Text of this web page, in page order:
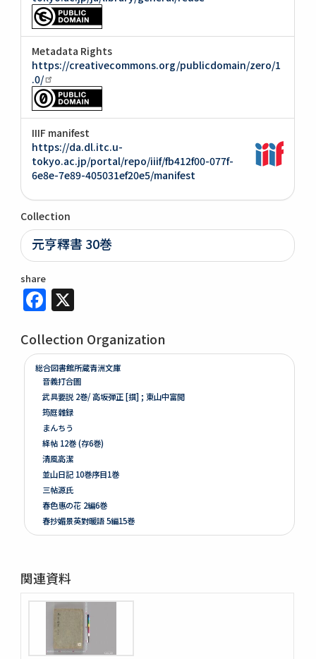
Metadata Rights
https://creativecommons.org/publicdomain/zero/1
.0/
IIIF manifest
https://da.dl.itc.u-
tokyo.ac.jp/portal/repo/iiif/fb412f00-077f-
6e8e-7e89-405031ef20e5/manifest
Collection
元亨釋書 30巻
share
Facebook
Collection Organization
総合図書館所蔵青洲文庫
音義打合圖
武具要説 2巻/ 高坂弾正 [撰] ; 東山中富閲
筠庭雜録
まんちう
絳帖 12巻 (存6巻)
清風高潔
並山日記 10巻序目1巻
三帖源氏
春色惠の花 2編6巻
春抄媚景英對暖語 5編15巻
梅暦餘興春色辰巳園 4編12巻
竒品家雅見 3巻附録1巻
好色一代女 6巻
新うす雪物語 5巻
新撰卅六貝倭謌
好色春画本目録
関連資料